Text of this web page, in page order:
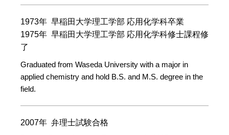
1973年 早稲田大学理工学部 応用化学科卒業
1975年 早稲田大学理工学部 応用化学科修士課程修
了
Graduated from Waseda University with a major in
applied chemistry and hold B.S. and M.S. degree in the
field.
2007年 弁理士試験合格